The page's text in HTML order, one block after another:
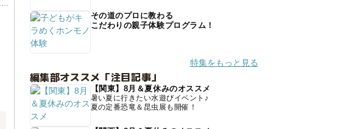
その道のプロに教わる
こだわりの親子体験プログラム！
特集をもっと見る
編集部オススメ「注目記事」
【関東】8月＆夏休みのオススメ
暑い夏に行きたい水遊びイベント♪
夏の定番恐竜＆昆虫展も開催！